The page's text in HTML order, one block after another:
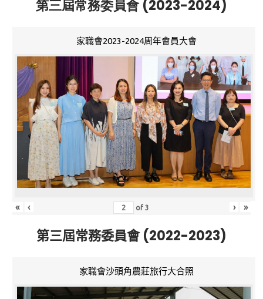
第三屆常務委員會 (2023-2024)
家職會2023-2024周年會員大會
« ‹ of3 › »
第三屆常務委員會 (2022-2023)
家職會沙頭角農莊旅行大合照